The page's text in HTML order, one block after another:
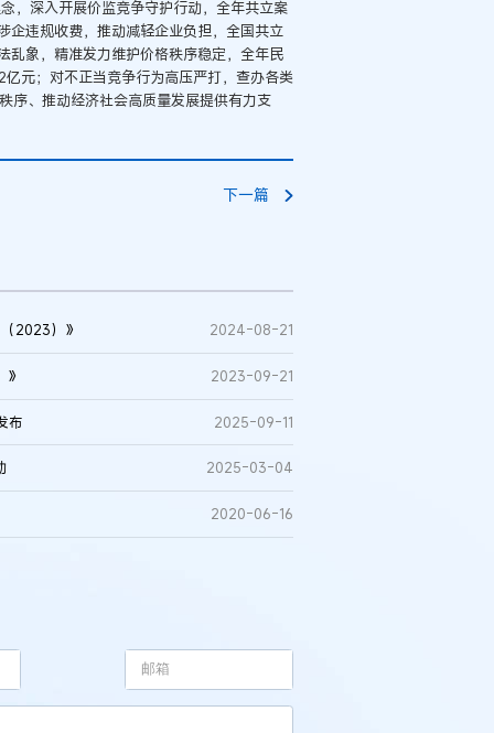
，深入开展价监竞争守护行动，全年共立案
违规收费，推动减轻企业负担，全国共立
象，精准发力维护价格秩序稳定，全年民
元；对不正当竞争行为高压严打，查办各类
序、推动经济社会高质量发展提供有力支
下一篇
2023）》 2024-08-21
2023-09-21
布 2025-09-11
2025-03-04
2020-06-16